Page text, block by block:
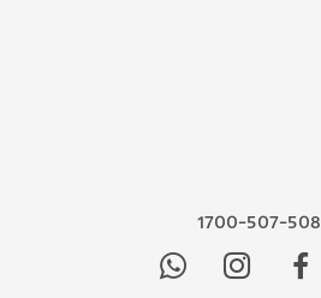
1700-507-508